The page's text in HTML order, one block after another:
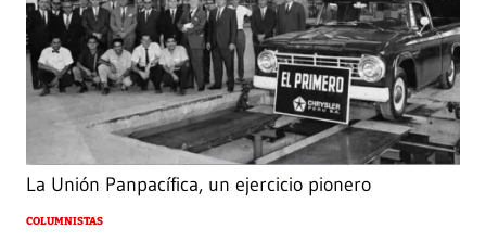
La Unión Panpacífica, un ejercicio pionero
COLUMNISTAS